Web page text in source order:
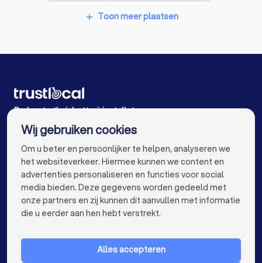
Thuisbatterij installateurs in Bornem
Thuisbatterij installateurs in Herentals Noorderwijk
Thuisbatterij installateurs in Herent Winksele
Thuisbatterij installateurs in Gent
Thuisbatterij installateurs in Brugge
Thuisbatterij installateurs in Leuven
Thuisbatterij installateurs in Aalst
Thuisbatterij installateurs in Kortrijk
add Toon meer plaatsen
De beste thuisbatterij installateurs voor u
VOOR PARTICULIEREN keyboard_arrow_down
Wij gebruiken cookies
Om u beter en persoonlijker te helpen, analyseren we
het websiteverkeer. Hiermee kunnen we content en
advertenties personaliseren en functies voor social
media bieden. Deze gegevens worden gedeeld met
onze partners en zij kunnen dit aanvullen met informatie
die u eerder aan hen hebt verstrekt.
Alles accepteren